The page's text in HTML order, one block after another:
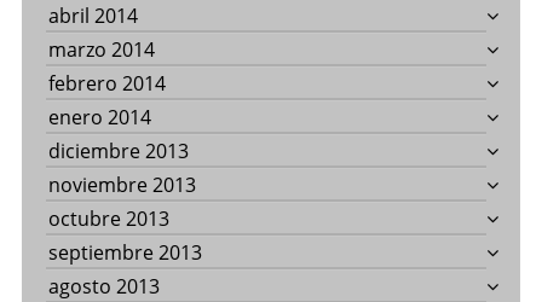
abril 2014
marzo 2014
febrero 2014
enero 2014
diciembre 2013
noviembre 2013
octubre 2013
septiembre 2013
agosto 2013